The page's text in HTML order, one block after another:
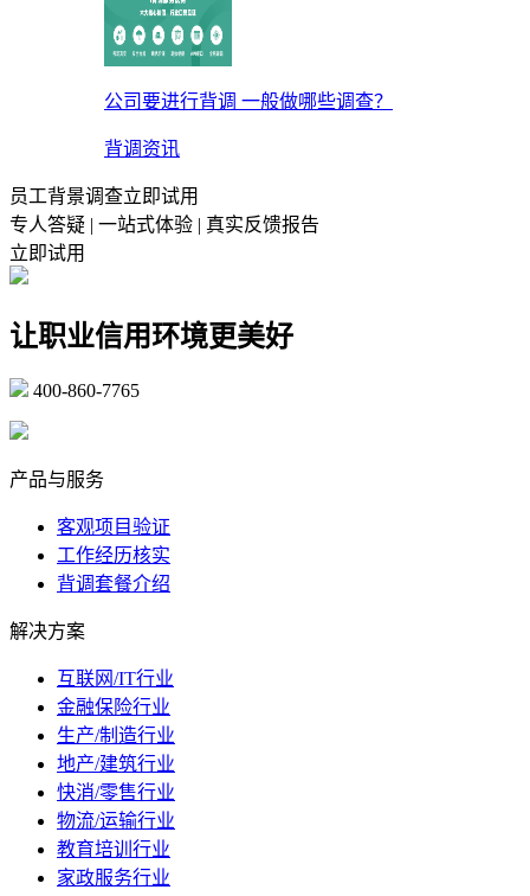
公司要进行背调 一般做哪些调查？
背调资讯
员工背景调查立即试用
专人答疑 | 一站式体验 | 真实反馈报告
立即试用
让职业信用环境更美好
400-860-7765
产品与服务
客观项目验证
工作经历核实
背调套餐介绍
解决方案
互联网/IT行业
金融保险行业
生产/制造行业
地产/建筑行业
快消/零售行业
物流/运输行业
教育培训行业
家政服务行业